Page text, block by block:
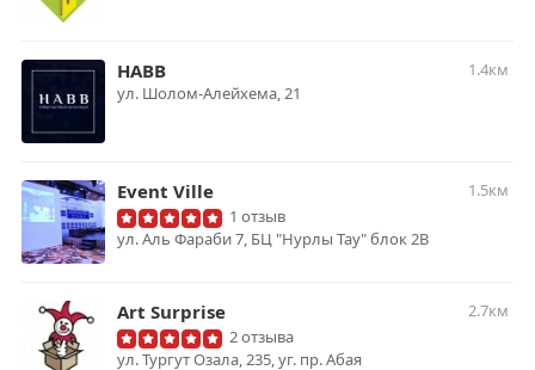
HABB
1.4км
ул. Шолом-Алейхема, 21
Event Ville
1.5км
1 отзыв
ул. Аль Фараби 7, БЦ "Нурлы Тау" блок 2В
Art Surprise
2.7км
2 отзыва
ул. Тургут Озала, 235, уг. пр. Абая